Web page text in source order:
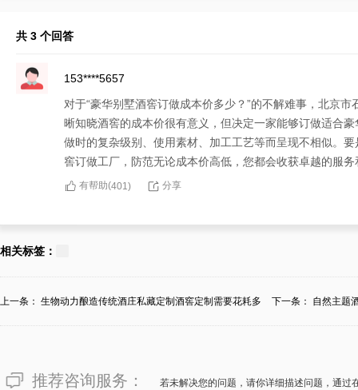
共 3 个回答
153****5657
对于“豪华别墅酒窖订做成本价多少？”的不解难事，北京
晰知晓酒窖的成本价很有意义，但决定一家能够订做适合
做时的复杂级别、使用素材、加工工艺等而呈现不相似。
窖订做工厂，防范无论成本价高低，您都会收获卓越的服
有帮助(401 ) 分享
187****7081
像“豪华别墅酒窖订做成本价多少？”这种不解难事，其实
相关标签：
上一条： 生物动力酿造传统酒庄私藏定制酒窖定制需要花耗多
下一条： 自然主题
推荐咨询服务： 若未解决您的问题，请你详细描述问题，通过